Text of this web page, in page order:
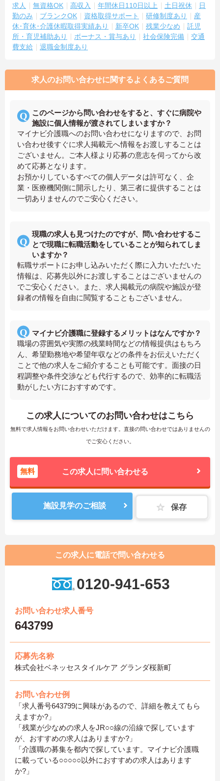
求人 無資格OK 高収入 年間休日110日以上 土日祝休
日
勤のみ
ブランクOK 資格取得サポート 研修制度あり
産
休･育休･介護休暇取得実績あり
新卒OK 残業少なめ
託児
所・育児補助あり
ボーナス・賞与あり 社会保険完備
交通
費支給
退職金制度あり
求人のお問い合わせに関するよくあるご質問
このページから問い合わせをすると、すぐに病院や
施設に個人情報が渡されてしまいますか？
マイナビ介護職へのお問い合わせになりますので、お問
い合わせ後すぐに求人掲載元へ情報をお渡しすることは
ございません。ご本人様より応募の意志を伺ってから改
めて応募となります。
お預かりしているすべての個人データは許可なく、企
業・医療機関側に開示したり、第三者に提供することは
一切ありませんのでご安心ください。
現職の求人も見つけたのですが、問い合わせするこ
とで現職に転職活動をしていることが知られてしま
いますか？
転職サポートにお申し込みいただく際に入力いただいた
情報は、応募先以外にお渡しすることはございませんの
でご安心ください。また、求人掲載元の病院や施設が登
録者の情報を自由に閲覧することもございません。
マイナビ介護職に登録するメリットはなんですか？
職場の雰囲気や実際の残業時間などの情報提供はもちろ
ん、希望勤務地や希望年収などの条件をお伝えいただく
ことで他の求人をご紹介することも可能です。面接の日
程調整や条件交渉なども代行するので、効率的に転職活
動がしたい方におすすめです。
この求人についてのお問い合わせはこちら
無料で求人情報をお問い合わせいただけます。直接の問い合わせではありませんの
でご安心ください。
無料 この求人に問い合わせる
施設見学のご相談 保存
この求人に電話で問い合わせる
0120-941-653
お問い合わせ求人番号
643799
応募先名称
株式会社ベネッセスタイルケア グランダ桜新町
お問い合わせ例
「求人番号643799に興味があるので、詳細を教えてもら
えますか?」
「残業が少なめの求人をJR○○線の沿線で探しています
が、おすすめの求人はありますか?」
「介護職の募集を都内で探しています。マイナビ介護職
に載っている○○○○○以外におすすめの求人はあります
か?」